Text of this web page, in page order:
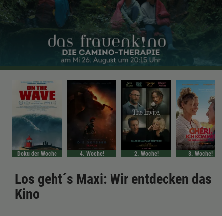
Doku der Woche 4. Woche! 2. Woche! 3. Woche!
Los geht´s Maxi: Wir entdecken das
Kino